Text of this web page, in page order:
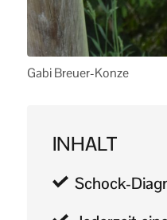
Gabi Breuer-Konze
INHALT
Schock-